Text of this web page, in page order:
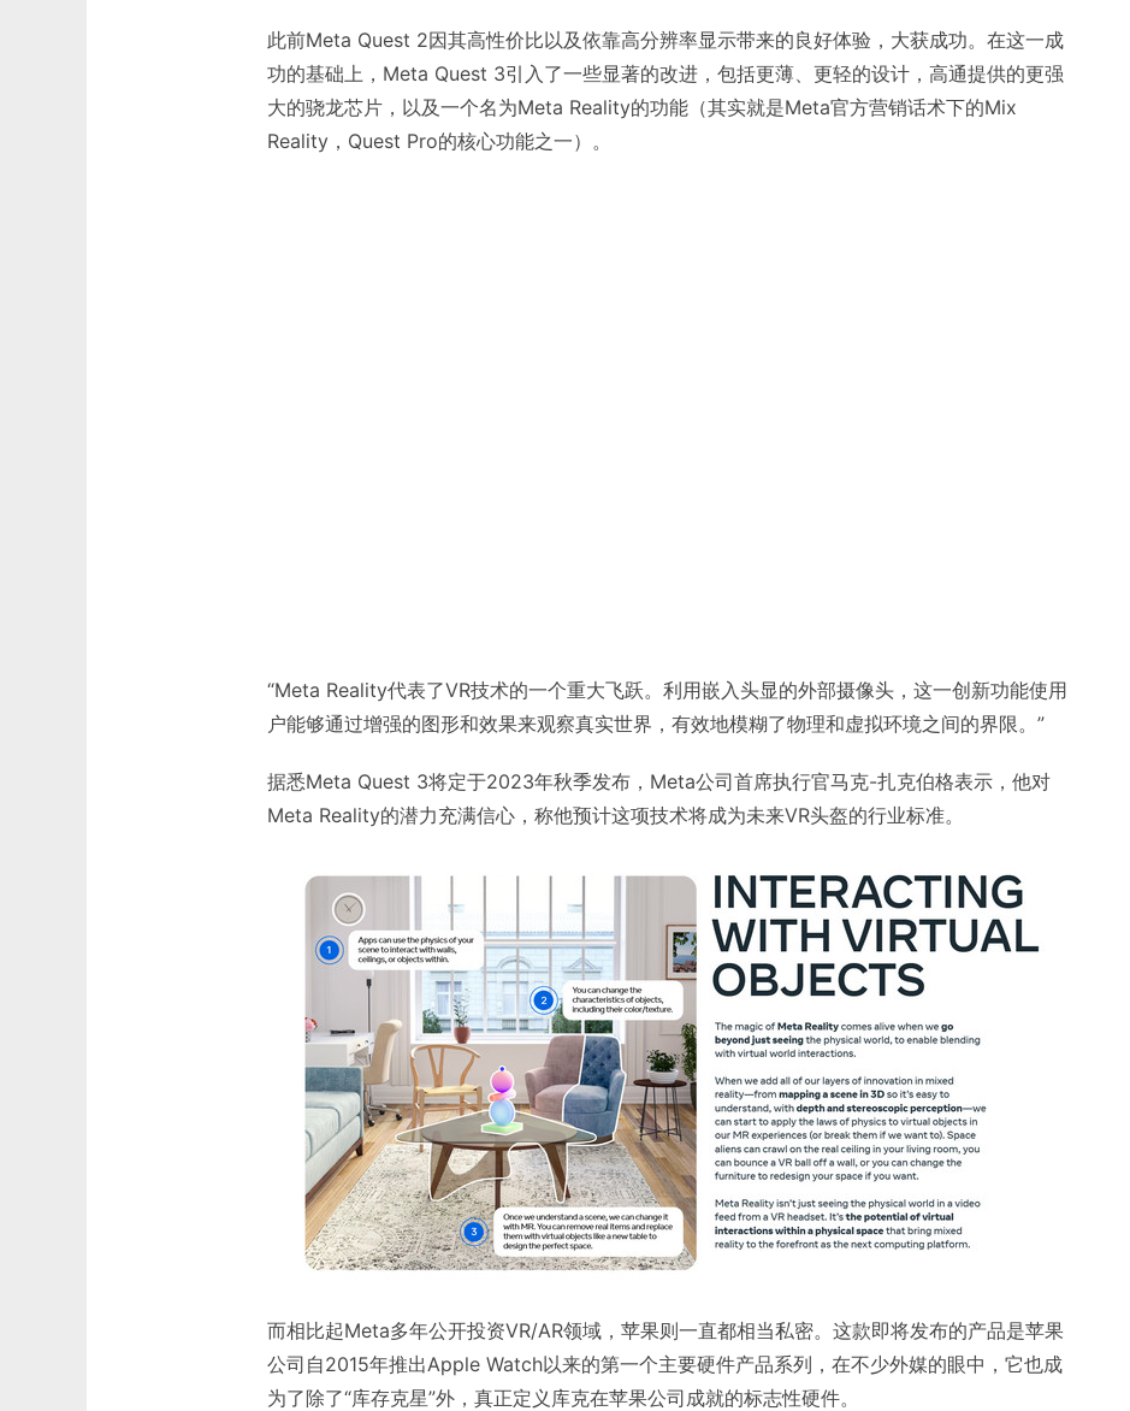
此前Meta Quest 2因其高性价比以及依靠高分辨率显示带来的良好体验，大获成功。在这一成
功的基础上，Meta Quest 3引入了一些显著的改进，包括更薄、更轻的设计，高通提供的更强
大的骁龙芯片，以及一个名为Meta Reality的功能（其实就是Meta官方营销话术下的Mix
Reality，Quest Pro的核心功能之一）。
“Meta Reality代表了VR技术的一个重大飞跃。利用嵌入头显的外部摄像头，这一创新功能使用
户能够通过增强的图形和效果来观察真实世界，有效地模糊了物理和虚拟环境之间的界限。”
据悉Meta Quest 3将定于2023年秋季发布，Meta公司首席执行官马克-扎克伯格表示，他对
Meta Reality的潜力充满信心，称他预计这项技术将成为未来VR头盔的行业标准。
而相比起Meta多年公开投资VR/AR领域，苹果则一直都相当私密。这款即将发布的产品是苹果
公司自2015年推出Apple Watch以来的第一个主要硬件产品系列，在不少外媒的眼中，它也成
为了除了“库存克星”外，真正定义库克在苹果公司成就的标志性硬件。